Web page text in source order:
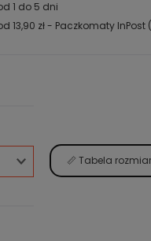
1 do 5 dni
13,90 zł- Paczkomaty InPost
📏 Tabela